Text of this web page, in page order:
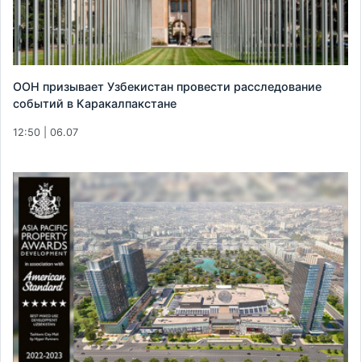
ООН призывает Узбекистан провести расследование
событий в Каракалпакстане
12:50 | 06.07